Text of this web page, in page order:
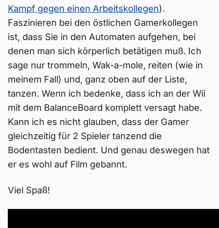
Kampf gegen einen Arbeitskollegen).
Faszinieren bei den östlichen Gamerkollegen
ist, dass Sie in den Automaten aufgehen, bei
denen man sich körperlich betätigen muß. Ich
sage nur trommeln, Wak-a-mole, reiten (wie in
meinem Fall) und, ganz oben auf der Liste,
tanzen. Wenn ich bedenke, dass ich an der Wii
mit dem BalanceBoard komplett versagt habe.
Kann ich es nicht glauben, dass der Gamer
gleichzeitig für 2 Spieler tanzend die
Bodentasten bedient. Und genau deswegen hat
er es wohl auf Film gebannt.
Viel Spaß!